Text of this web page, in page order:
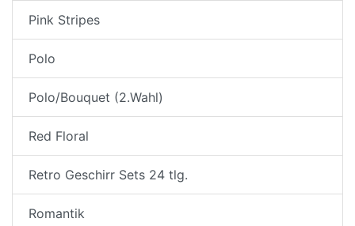
Pink Stripes
Polo
Polo/Bouquet (2.Wahl)
Red Floral
Retro Geschirr Sets 24 tlg.
Romantik